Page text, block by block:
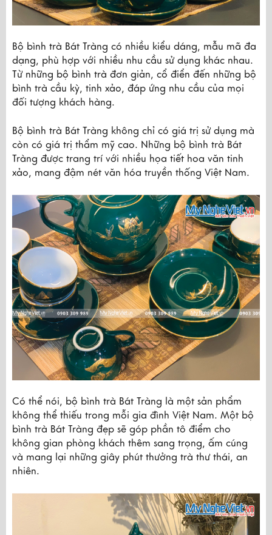
Bộ bình trà Bát Tràng có nhiều kiểu dáng, mẫu mã đa
dạng, phù hợp với nhiều nhu cầu sử dụng khác nhau.
Từ những bộ bình trà đơn giản, cổ điển đến những bộ
bình trà cầu kỳ, tinh xảo, đáp ứng nhu cầu của mọi
đối tượng khách hàng.
Bộ bình trà Bát Tràng không chỉ có giá trị sử dụng mà
còn có giá trị thẩm mỹ cao. Những bộ bình trà Bát
Tràng được trang trí với nhiều họa tiết hoa văn tinh
xảo, mang đậm nét văn hóa truyền thống Việt Nam.
Có thể nói, bộ bình trà Bát Tràng là một sản phẩm
không thể thiếu trong mỗi gia đình Việt Nam. Một bộ
bình trà Bát Tràng đẹp sẽ góp phần tô điểm cho
không gian phòng khách thêm sang trọng, ấm cúng
và mang lại những giây phút thưởng trà thư thái, an
nhiên.